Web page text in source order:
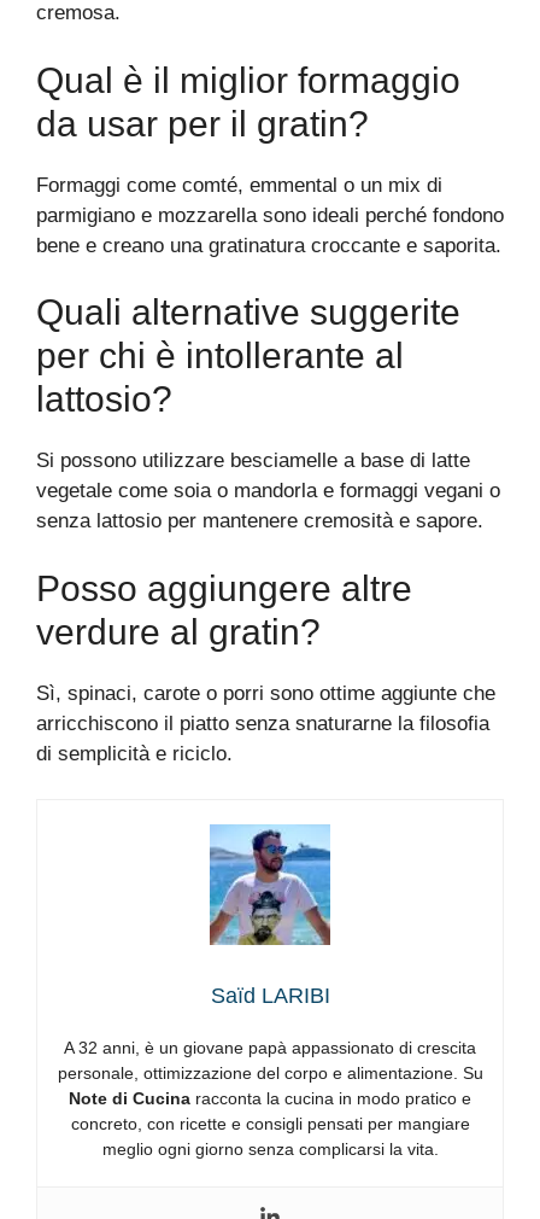
cremosa.
Qual è il miglior formaggio
da usar per il gratin?
Formaggi come comté, emmental o un mix di
parmigiano e mozzarella sono ideali perché fondono
bene e creano una gratinatura croccante e saporita.
Quali alternative suggerite
per chi è intollerante al
lattosio?
Si possono utilizzare besciamelle a base di latte
vegetale come soia o mandorla e formaggi vegani o
senza lattosio per mantenere cremosità e sapore.
Posso aggiungere altre
verdure al gratin?
Sì, spinaci, carote o porri sono ottime aggiunte che
arricchiscono il piatto senza snaturarne la filosofia
di semplicità e riciclo.
Saïd LARIBI
A 32 anni, è un giovane papà appassionato di crescita
personale, ottimizzazione del corpo e alimentazione. Su
Note di Cucina racconta la cucina in modo pratico e
concreto, con ricette e consigli pensati per mangiare
meglio ogni giorno senza complicarsi la vita.